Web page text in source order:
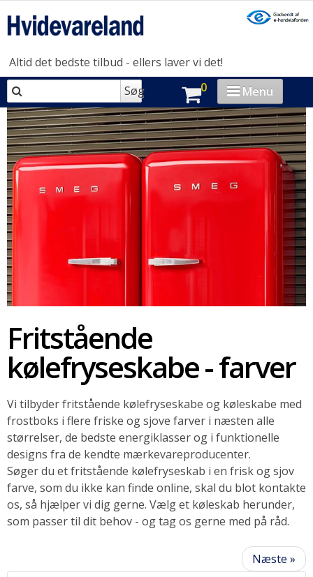
Altid det bedste tilbud - ellers laver vi det!
Søg
0 Menu
VASK & TØR
OPVASK
MADLAVNING
KØL & FRYS
BRAND-STORE
SOMMERUDSALG
Fritstående
kølefryseskabe - farver
Vi tilbyder fritstående kølefryseskabe og køleskabe med
frostboks i flere friske og sjove farver i næsten alle
størrelser, de bedste energiklasser og i funktionelle
designs fra de kendte mærkevareproducenter.
Søger du et fritstående kølefryseskab i en frisk og sjov
farve, som du ikke kan finde online, skal du blot kontakte
os, så hjælper vi dig gerne. Vælg et køleskab herunder,
som passer til dit behov - og tag os gerne med på råd.
Næste »